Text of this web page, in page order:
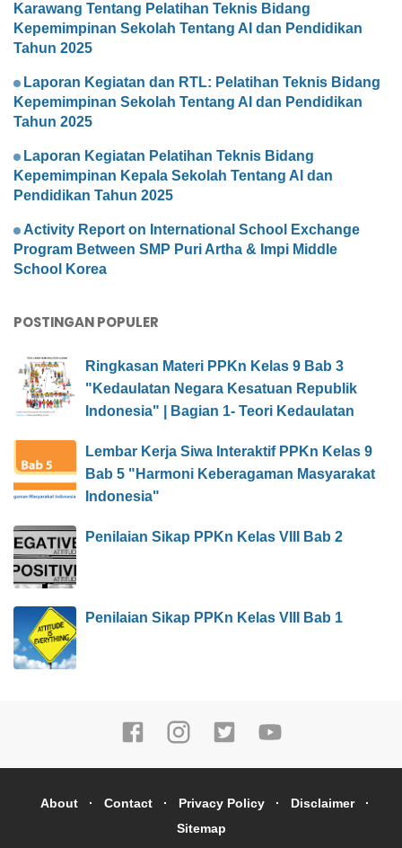
Karawang Tentang Pelatihan Teknis Bidang
Kepemimpinan Sekolah Tentang AI dan Pendidikan
Tahun 2025
Laporan Kegiatan dan RTL: Pelatihan Teknis Bidang
Kepemimpinan Sekolah Tentang AI dan Pendidikan
Tahun 2025
Laporan Kegiatan Pelatihan Teknis Bidang
Kepemimpinan Kepala Sekolah Tentang AI dan
Pendidikan Tahun 2025
Activity Report on International School Exchange
Program Between SMP Puri Artha & Impi Middle
School Korea
POSTINGAN POPULER
Ringkasan Materi PPKn Kelas 9 Bab 3
"Kedaulatan Negara Kesatuan Republik
Indonesia" | Bagian 1- Teori Kedaulatan
Lembar Kerja Siwa Interaktif PPKn Kelas 9
Bab 5 "Harmoni Keberagaman Masyarakat
Indonesia"
Penilaian Sikap PPKn Kelas VIII Bab 2
Penilaian Sikap PPKn Kelas VIII Bab 1
About Contact Privacy Policy
Disclaimer
Sitemap